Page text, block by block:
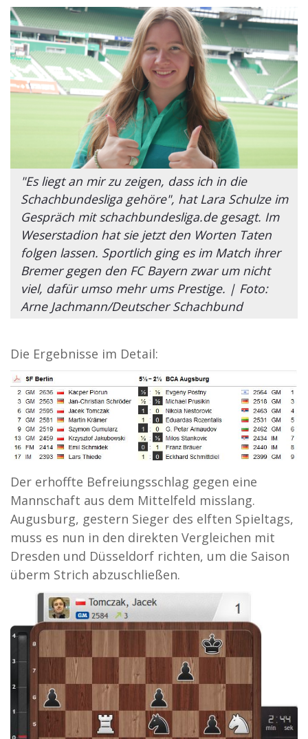
"Es liegt an mir zu zeigen, dass ich in die
Schachbundesliga gehöre", hat Lara Schulze im
Gespräch mit schachbundesliga.de gesagt. Im
Weserstadion hat sie jetzt den Worten Taten
folgen lassen. Sportlich ging es im Match ihrer
Bremer gegen den FC Bayern zwar um nicht
viel, dafür umso mehr ums Prestige. | Foto:
Arne Jachmann/Deutscher Schachbund
Die Ergebnisse im Detail:
Der erhoffte Befreiungsschlag gegen eine
Mannschaft aus dem Mittelfeld misslang.
Augusburg, gestern Sieger des elften Spieltags,
muss es nun in den direkten Vergleichen mit
Dresden und Düsseldorf richten, um die Saison
überm Strich abzuschließen.